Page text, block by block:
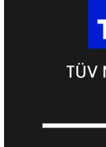
FortiCare
Upgrades
FortiCare